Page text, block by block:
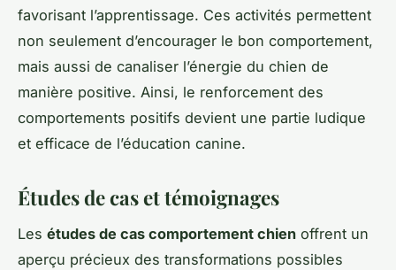
favorisant l’apprentissage. Ces activités permettent
non seulement d’encourager le bon comportement,
mais aussi de canaliser l’énergie du chien de
manière positive. Ainsi, le renforcement des
comportements positifs devient une partie ludique
et efficace de l’éducation canine.
Études de cas et témoignages
Les études de cas comportement chien offrent un
aperçu précieux des transformations possibles